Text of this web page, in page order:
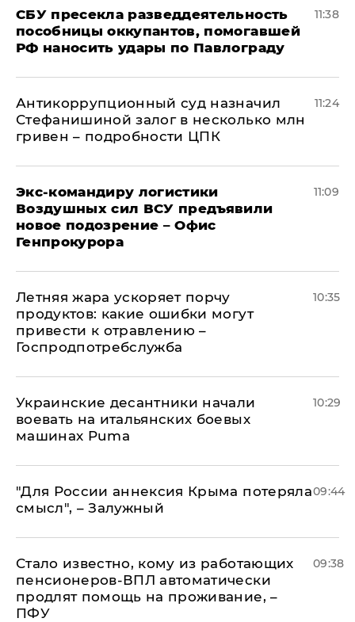
СБУ пресекла разведдеятельность
пособницы оккупантов, помогавшей
РФ наносить удары по Павлограду
11:38
Антикоррупционный суд назначил
Стефанишиной залог в несколько млн
гривен – подробности ЦПК
11:24
Экс-командиру логистики
Воздушных сил ВСУ предъявили
новое подозрение – Офис
Генпрокурора
11:09
Летняя жара ускоряет порчу
продуктов: какие ошибки могут
привести к отравлению –
Госпродпотребслужба
10:35
Украинские десантники начали
воевать на итальянских боевых
машинах Puma
10:29
"Для России аннексия Крыма потеряла
смысл", – Залужный
09:44
Стало известно, кому из работающих
пенсионеров-ВПЛ автоматически
продлят помощь на проживание, –
ПФУ
09:38